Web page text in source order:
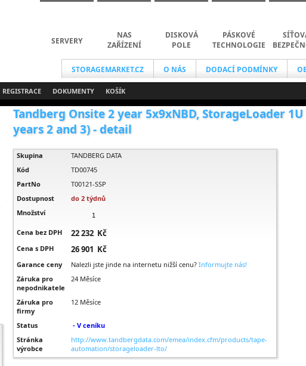
STORAGEMARKET.CZ O NÁS DODACÍ PODMÍNKY
SERVERY
NAS
ZAŘÍZENÍ
DISKOVÁ
POLE
PÁSKOVÉ
TECHNOLOGIE
REGISTRACE DOKUMENTY KOŠÍK
Tandberg Onsite 2 year 5x9xNBD, StorageLoader
years 2 and 3) - detail
Skupina
TANDBERG DATA
Kód
TD00745
PartNo
T00121-SSP
Dostupnost
do 2 týdnů
Množství
Cena bez DPH 22 232 Kč
Cena s DPH 26 901 Kč
Garance ceny Nalezli jste jinde na internetu nižší cenu? Informujte nás!
Záruka pro
nepodnikatele
24 Měsíce
Záruka pro
firmy
12 Měsíce
Status
- V ceníku
Stránka
výrobce
http://www.tandbergdata.com/emea/index.cfm/products/tape-
automation/storageloader-lto/